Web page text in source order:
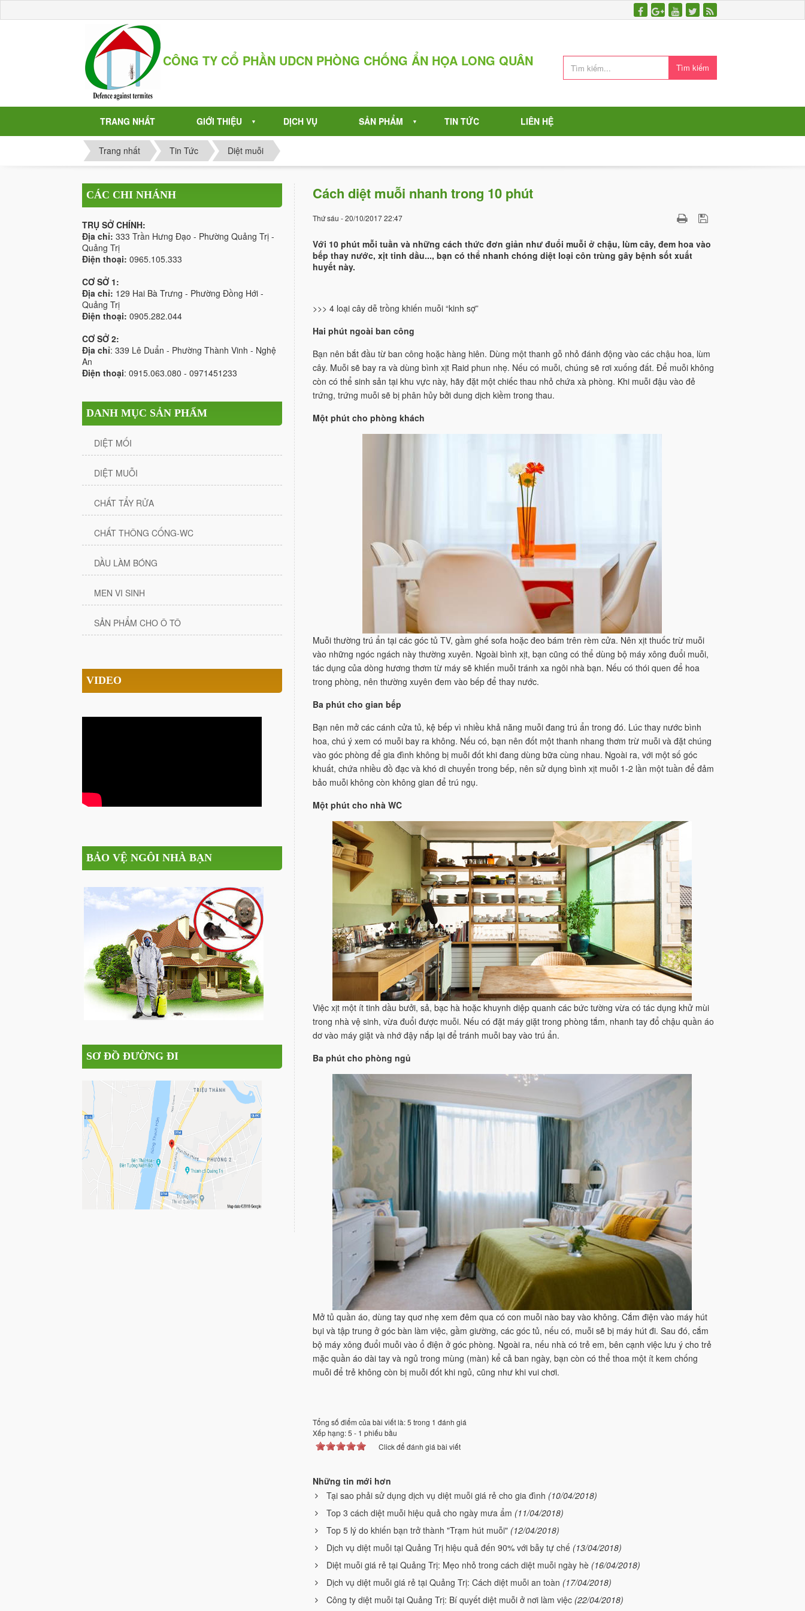
CÔNG TY CỔ PHẦN UDCN PHÒNG CHỐNG ẨN HỌA LONG QUÂN Tìm kiếm
TRANG NHẤT GIỚI THIỆU ▼ DỊCH VỤ SẢN PHẨM ▼ TIN TỨC LIÊN HỆ
Trang nhất Tin Tức Diệt muỗi
Cách diệt muỗi nhanh trong 10 phút
Thứ sáu - 20/10/2017 22:47
Với 10 phút mỗi tuần và những cách thức đơn giản như đuổi muỗi ở chậu, lùm cây, đem hoa vào
bếp thay nước, xịt tinh dầu..., bạn có thể nhanh chóng diệt loại côn trùng gây bệnh sốt xuất
huyết này.
>>> 4 loại cây dễ trồng khiến muỗi “kinh sợ”
Hai phút ngoài ban công
Bạn nên bắt đầu từ ban công hoặc hàng hiên. Dùng một thanh gỗ nhỏ đánh động vào các chậu hoa, lùm
cây. Muỗi sẽ bay ra và dùng bình xịt Raid phun nhẹ. Nếu có muỗi, chúng sẽ rơi xuống đất. Để muỗi không
còn có thể sinh sản tại khu vực này, hãy đặt một chiếc thau nhỏ chứa xà phòng. Khi muỗi đậu vào đẻ
trứng, trứng muỗi sẽ bị phân hủy bởi dung dịch kiềm trong thau.
Một phút cho phòng khách
Muỗi thường trú ẩn tại các góc tủ TV, gầm ghế sofa hoặc đeo bám trên rèm cửa. Nên xịt thuốc trừ muỗi
vào những ngóc ngách này thường xuyên. Ngoài bình xịt, bạn cũng có thể dùng bộ máy xông đuổi muỗi,
tác dụng của dòng hương thơm từ máy sẽ khiến muỗi tránh xa ngôi nhà bạn. Nếu có thói quen để hoa
trong phòng, nên thường xuyên đem vào bếp để thay nước.
Ba phút cho gian bếp
Bạn nên mở các cánh cửa tủ, kệ bếp vì nhiều khả năng muỗi đang trú ẩn trong đó. Lúc thay nước bình
hoa, chú ý xem có muỗi bay ra không. Nếu có, bạn nên đốt một thanh nhang thơm trừ muỗi và đặt chúng
vào góc phòng để gia đình không bị muỗi đốt khi đang dùng bữa cùng nhau. Ngoài ra, với một số góc
khuất, chứa nhiều đồ đạc và khó di chuyển trong bếp, nên sử dụng bình xịt muỗi 1-2 lần một tuần để đảm
bảo muỗi không còn không gian để trú ngụ.
Một phút cho nhà WC
Việc xịt một ít tinh dầu bưởi, sả, bạc hà hoặc khuynh diệp quanh các bức tường vừa có tác dụng khử mùi
trong nhà vệ sinh, vừa đuổi được muỗi. Nếu có đặt máy giặt trong phòng tắm, nhanh tay đổ chậu quần áo
dơ vào máy giặt và nhớ đậy nắp lại để tránh muỗi bay vào trú ẩn.
Ba phút cho phòng ngủ
Mở tủ quần áo, dùng tay quơ nhẹ xem đêm qua có con muỗi nào bay vào không. Cắm điện vào máy hút
bụi và tập trung ở góc bàn làm việc, gầm giường, các góc tủ, nếu có, muỗi sẽ bị máy hút đi. Sau đó, cắm
bộ máy xông đuổi muỗi vào ổ điện ở góc phòng. Ngoài ra, nếu nhà có trẻ em, bên cạnh việc lưu ý cho trẻ
mặc quần áo dài tay và ngủ trong mùng (màn) kể cả ban ngày, bạn còn có thể thoa một ít kem chống
muỗi để trẻ không còn bị muỗi đốt khi ngủ, cũng như khi vui chơi.
Tổng số điểm của bài viết là: 5 trong 1 đánh giá
Xếp hạng:5 - 1 phiếu bầu
Click để đánh giá bài viết
Những tin mới hơn
Tại sao phải sử dụng dịch vụ diệt muỗi giá rẻ cho gia đình (10/04/2018)
Top 3 cách diệt muỗi hiệu quả cho ngày mưa ẩm (11/04/2018)
Top 5 lý do khiến bạn trở thành "Trạm hút muỗi" (12/04/2018)
Dịch vụ diệt muỗi tại Quảng Trị hiệu quả đến 90% với bẫy tự chế (13/04/2018)
Diệt muỗi giá rẻ tại Quảng Trị: Mẹo nhỏ trong cách diệt muỗi ngày hè (16/04/2018)
Dịch vụ diệt muỗi giá rẻ tại Quảng Trị: Cách diệt muỗi an toàn (17/04/2018)
Công ty diệt muỗi tại Quảng Trị: Bí quyết diệt muỗi ở nơi làm việc (22/04/2018)
CÁC CHI NHÁNH
TRỤ SỞ CHÍNH:
Địa chỉ: 333 Trần Hưng Đạo - Phường Quảng Trị -
Quảng Trị
Điện thoại: 0965.105.333
CƠ SỞ 1:
Địa chỉ: 129 Hai Bà Trưng - Phường Đồng Hới -
Quảng Trị
Điện thoại: 0905.282.044
CƠ SỞ 2:
Địa chỉ: 339 Lê Duẩn - Phường Thành Vinh - Nghệ
An
Điện thoại: 0915.063.080 - 0971451233
DANH MỤC SẢN PHẨM
DIỆT MỐI
DIỆT MUỖI
CHẤT TẨY RỬA
CHẤT THÔNG CỐNG-WC
DẦU LÀM BÓNG
MEN VI SINH
SẢN PHẨM CHO Ô TÔ
VIDEO
BẢO VỆ NGÔI NHÀ BẠN
SƠ ĐỒ ĐƯỜNG ĐI